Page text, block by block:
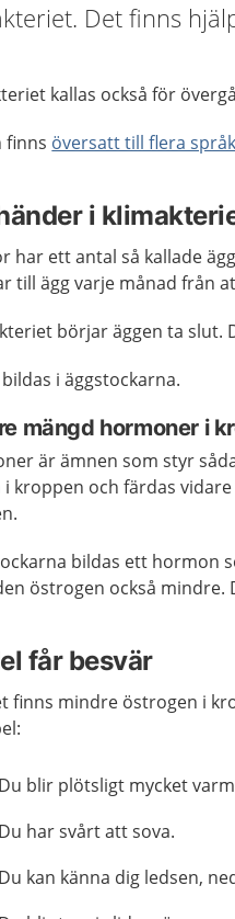
Det finns
kallas också för
finns översatt till flera språk
i
har ett antal så kallade
till ägg varje månad från
börjar äggen ta slut.
i äggstockarna.
mängd hormoner i
är ämnen som styr
i kroppen och färdas
bildas ett hormon
östrogen också mindre.
får besvär
finns mindre östrogen i
Du blir plötsligt mycket
Du har svårt att sova.
Du kan känna dig ledsen,